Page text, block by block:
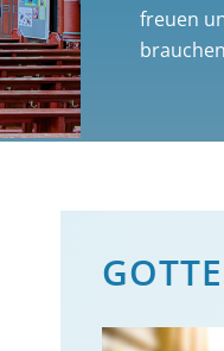
freuen